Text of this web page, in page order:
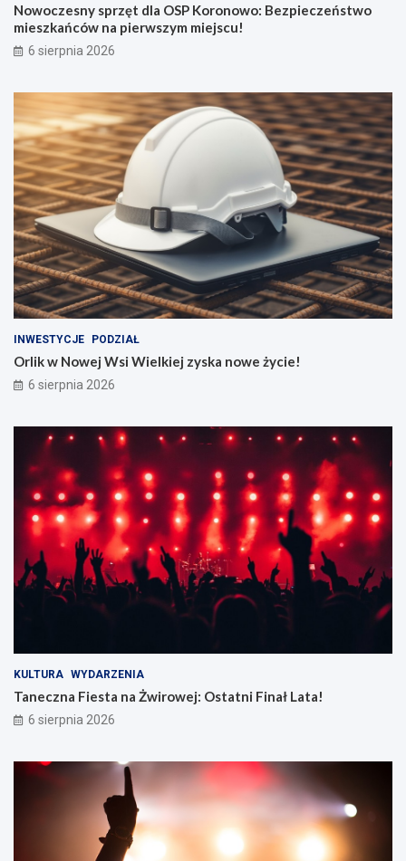
Nowoczesny sprzęt dla OSP Koronowo: Bezpieczeństwo
mieszkańców na pierwszym miejscu!
6 sierpnia 2026
INWESTYCJE PODZIAŁ
Orlik w Nowej Wsi Wielkiej zyska nowe życie!
6 sierpnia 2026
KULTURA WYDARZENIA
Taneczna Fiesta na Żwirowej: Ostatni Finał Lata!
6 sierpnia 2026